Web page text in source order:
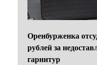
Оренбурженка
рублей за
гарнитур